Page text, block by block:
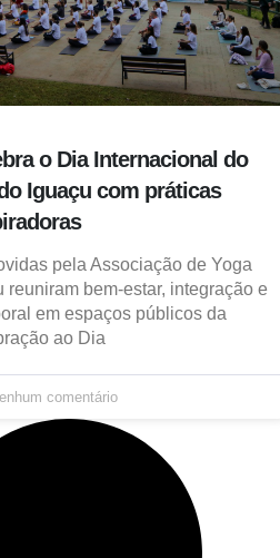
o Dia Internacional do
Iguaçu com práticas
pela Associação de Yoga
reuniram bem-estar, integração e
em espaços públicos da
ao Dia
comentário